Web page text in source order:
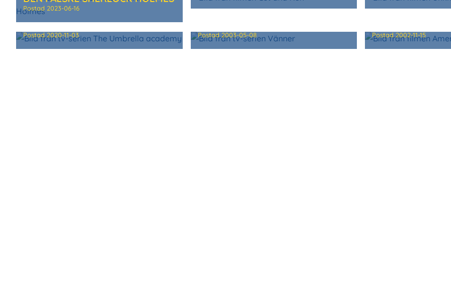
Postad 2023-06-16
THE UMBRELLA ACADEMY
Postad 2020-11-03 Postad 2003-05-08 Postad 2002-11-15